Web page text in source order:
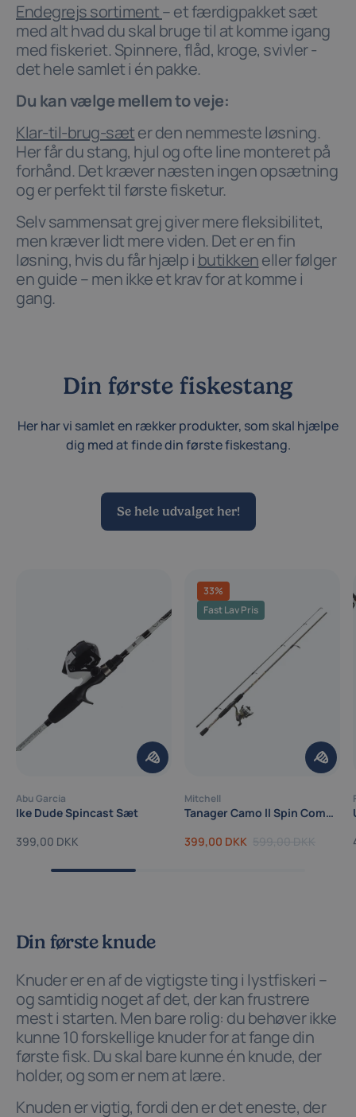
Endegrejs sortiment– et færdigpakket sæt
med alt hvad du skal bruge til at komme igang
med fiskeriet. Spinnere, flåd, kroge, svivler -
det hele samlet i én pakke.
Du kan vælge mellem to veje:
Klar-til-brug-sæter den nemmeste løsning.
Her får du stang, hjul og ofte line monteret på
forhånd. Det kræver næsten ingen opsætning
og er perfekt til første fisketur.
Selv sammensat grej giver mere fleksibilitet,
men kræver lidt mere viden. Det er en fin
løsning, hvis du får hjælp i butikkeneller følger
en guide – men ikke et krav for at komme i
gang.
Din første fiskestang
Her har vi samlet en rækker produkter, som skal hjælpe
dig med at finde din første fiskestang.
Se hele udvalget her!
Abu Garcia
Ike Dude Spincast Sæt
399,00 DKK
33%
Fast Lav Pris
Mitchell
Tanager Camo ll Spin Combo - Spinnesæt
399,00 DKK 599,00 DKK
Din første knude
Knuder er en af de vigtigste ting i lystfiskeri –
og samtidig noget af det, der kan frustrere
mest i starten. Men bare rolig: du behøver ikke
kunne 10 forskellige knuder for at fange din
første fisk. Du skal bare kunne én knude, der
holder, og som er nem at lære.
Knuden er vigtig, fordi den er det eneste, der